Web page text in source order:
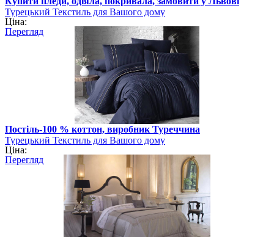
Турецький Текстиль для Вашого дому
Ціна:
Перегляд
Постіль-100 % коттон, виробник Туреччина
Турецький Текстиль для Вашого дому
Ціна:
Перегляд